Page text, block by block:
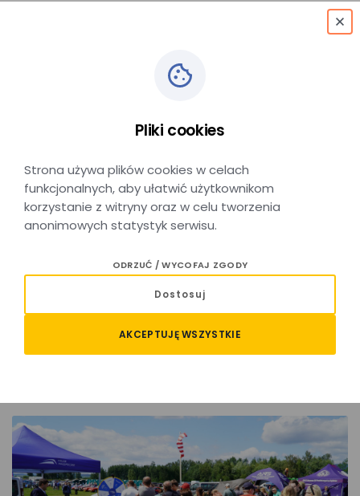
Wysoko w powietrzu,
blisko Was!
4 lipca mieliśmy przyjemność uczestniczyć w XV
Nowotarskim Pikniku Lotniczym - dziękujemy
wszystkim, którzy odwiedzili nasze stoisko
i wspólnie z nami stworzyli fantastyczną
Pliki cookies
Strona używa plików cookies w celach
funkcjonalnych, aby ułatwić użytkownikom
korzystanie z witryny oraz w celu tworzenia
anonimowych statystyk serwisu.
ODRZUĆ / WYCOFAJ ZGODY
Dostosuj
AKCEPTUJĘ WSZYSTKIE